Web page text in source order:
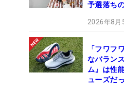
予選落ち
2026年8月
「フワフ
なバラン
ム』は性
ューズだ